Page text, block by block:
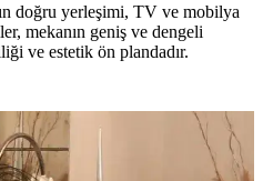
doğru yerleşimi, TV ve mobilya
mekanın geniş ve dengeli
ve estetik ön plandadır.